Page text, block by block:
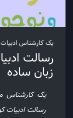
یک کارشناس
رسالت
زبان ساده
یک کارشناس
رسالت ادبیات